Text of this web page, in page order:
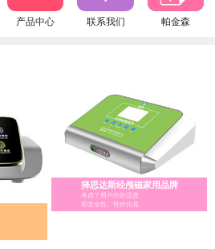
产品中心 联系我们 帕金森
择思达斯经颅磁家用品牌
考虑了用户的舒适度
和安全性、性价比高